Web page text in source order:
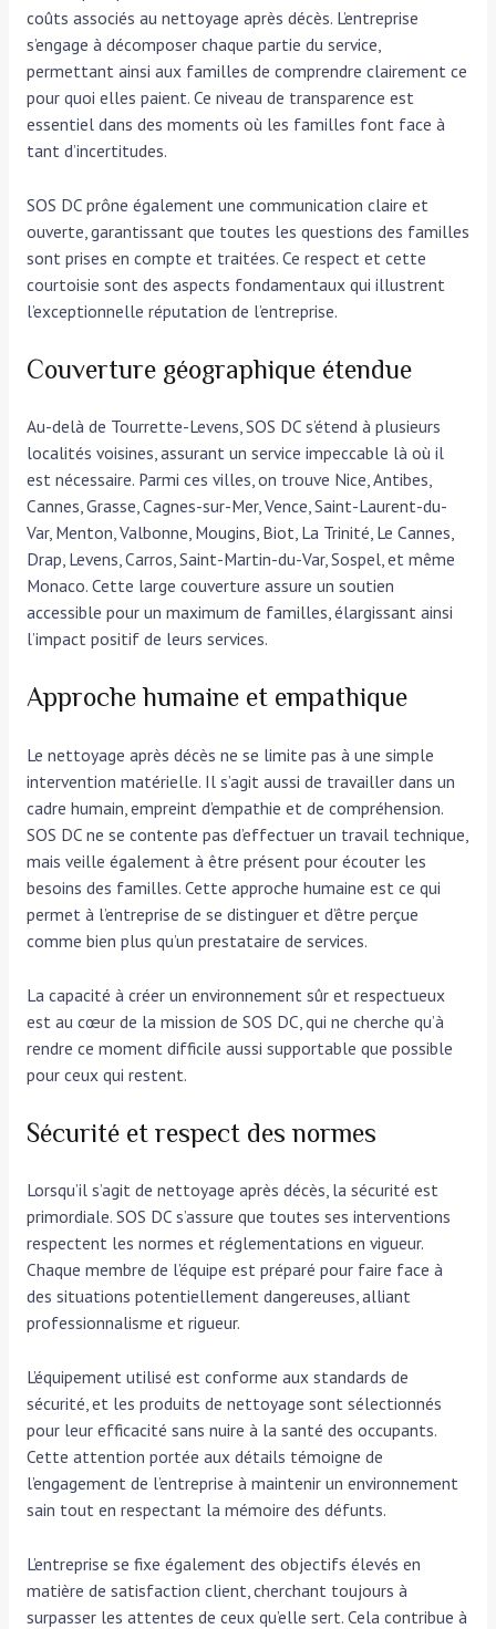
coûts associés au nettoyage après décès. L’entreprise
s’engage à décomposer chaque partie du service,
permettant ainsi aux familles de comprendre clairement ce
pour quoi elles paient. Ce niveau de transparence est
essentiel dans des moments où les familles font face à
tant d’incertitudes.
SOS DC prône également une communication claire et
ouverte, garantissant que toutes les questions des familles
sont prises en compte et traitées. Ce respect et cette
courtoisie sont des aspects fondamentaux qui illustrent
l’exceptionnelle réputation de l’entreprise.
Couverture géographique étendue
Au-delà de Tourrette-Levens, SOS DC s’étend à plusieurs
localités voisines, assurant un service impeccable là où il
est nécessaire. Parmi ces villes, on trouve Nice, Antibes,
Cannes, Grasse, Cagnes-sur-Mer, Vence, Saint-Laurent-du-
Var, Menton, Valbonne, Mougins, Biot, La Trinité, Le Cannes,
Drap, Levens, Carros, Saint-Martin-du-Var, Sospel, et même
Monaco. Cette large couverture assure un soutien
accessible pour un maximum de familles, élargissant ainsi
l’impact positif de leurs services.
Approche humaine et empathique
Le nettoyage après décès ne se limite pas à une simple
intervention matérielle. Il s’agit aussi de travailler dans un
cadre humain, empreint d’empathie et de compréhension.
SOS DC ne se contente pas d’effectuer un travail technique,
mais veille également à être présent pour écouter les
besoins des familles. Cette approche humaine est ce qui
permet à l’entreprise de se distinguer et d’être perçue
comme bien plus qu’un prestataire de services.
La capacité à créer un environnement sûr et respectueux
est au cœur de la mission de SOS DC, qui ne cherche qu’à
rendre ce moment difficile aussi supportable que possible
pour ceux qui restent.
Sécurité et respect des normes
Lorsqu’il s’agit de nettoyage après décès, la sécurité est
primordiale. SOS DC s’assure que toutes ses interventions
respectent les normes et réglementations en vigueur.
Chaque membre de l’équipe est préparé pour faire face à
des situations potentiellement dangereuses, alliant
professionnalisme et rigueur.
L’équipement utilisé est conforme aux standards de
sécurité, et les produits de nettoyage sont sélectionnés
pour leur efficacité sans nuire à la santé des occupants.
Cette attention portée aux détails témoigne de
l’engagement de l’entreprise à maintenir un environnement
sain tout en respectant la mémoire des défunts.
L’entreprise se fixe également des objectifs élevés en
matière de satisfaction client, cherchant toujours à
surpasser les attentes de ceux qu’elle sert. Cela contribue à